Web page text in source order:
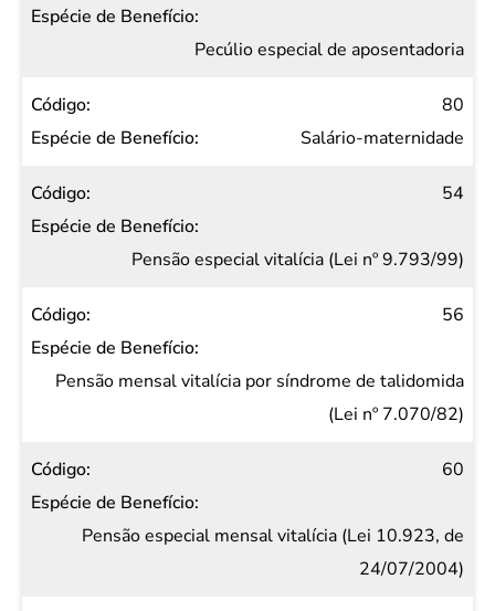
Pecúlio especial de aposentadoria
80
Salário-maternidade
54
Pensão especial vitalícia (Lei nº 9.793/99)
56
Pensão mensal vitalícia por síndrome de talidomida
(Lei nº 7.070/82)
60
Pensão especial mensal vitalícia (Lei 10.923, de
24/07/2004)